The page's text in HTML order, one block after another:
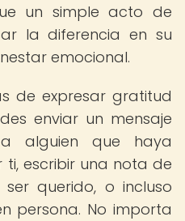
un simple acto de
la diferencia en su
emocional.
de expresar gratitud
enviar un mensaje
alguien que haya
escribir una nota de
querido, o incluso
persona. No importa